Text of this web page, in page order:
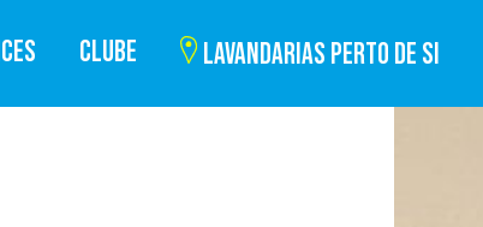
CLUBE LAVANDARIAS PERTO DE SI